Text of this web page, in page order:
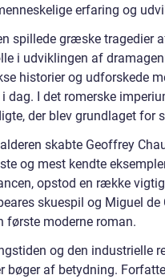
erfaring og
spillede græske tragedier
i udviklingen af
historier og udforskede
dag. I det romerske
der blev grundlaget for
skabte Geoffrey
og mest kendte
opstod en række
skuespil og Miguel de
første moderne roman.
og den industrielle
bøger af betydning.